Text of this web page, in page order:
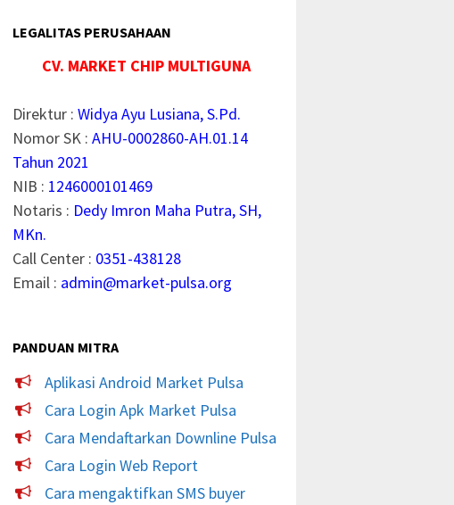
LEGALITAS PERUSAHAAN
CV. MARKET CHIP MULTIGUNA
Direktur :Widya Ayu Lusiana, S.Pd.
Nomor SK :AHU-0002860-AH.01.14
Tahun 2021
NIB : 1246000101469
Notaris : Dedy Imron Maha Putra, SH,
MKn.
Call Center : 0351-438128
Email : admin@market-pulsa.org
PANDUAN MITRA
Aplikasi Android Market Pulsa
Cara Login Apk Market Pulsa
Cara Mendaftarkan Downline Pulsa
Cara Login Web Report
Cara mengaktifkan SMS buyer